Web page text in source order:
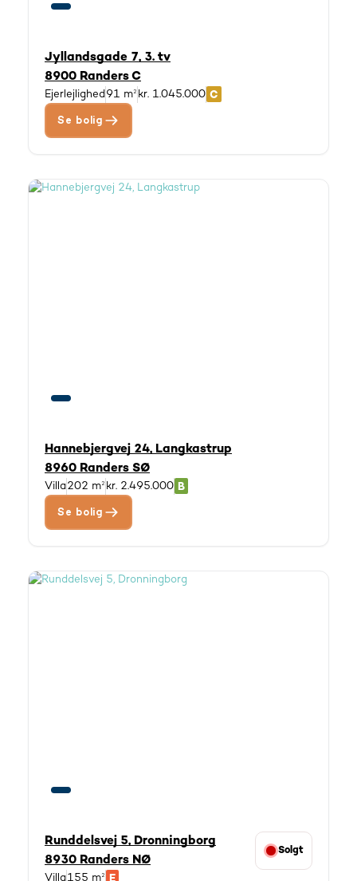
Jyllandsgade 7, 3. tv
8900 Randers C
Ejerlejlighed 91 m² kr. 1.045.000
Se bolig
Hannebjergvej 24, Langkastrup
8960 Randers SØ
Villa202 m² kr. 2.495.000
Se bolig
Runddelsvej 5, Dronningborg
8930 Randers NØ
Solgt
Villa155 m²